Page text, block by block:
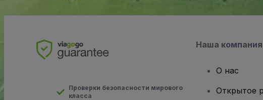
Проверки безопасности мирового
класса
Наша компания
О нас
Открытое